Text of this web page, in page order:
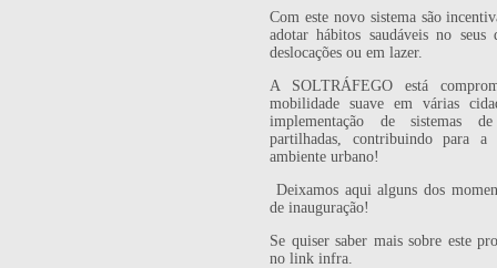
Com este novo sistema são
adotar hábitos saudáveis no
deslocações ou em lazer.
A SOLTRÁFEGO está
mobilidade suave em várias
implementação de sistemas
partilhadas, contribuindo para
ambiente urbano!
Deixamos aqui alguns dos
de inauguração!
Se quiser saber mais sobre este
no link infra.